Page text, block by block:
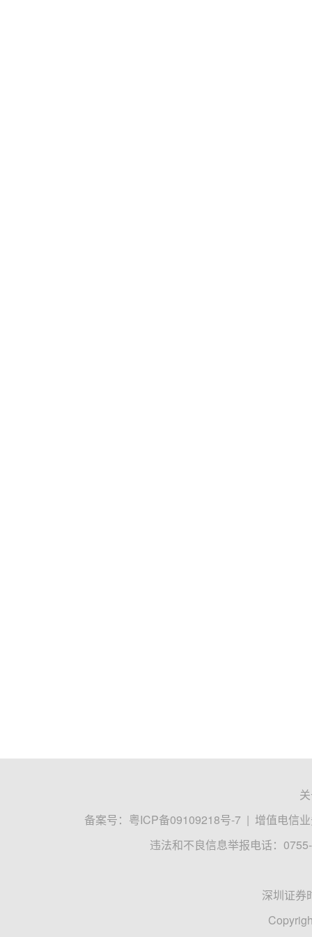
备案号： 粤ICP备09109218号-7 | 增值电信
违法和不良信息举报电话：
深圳证券